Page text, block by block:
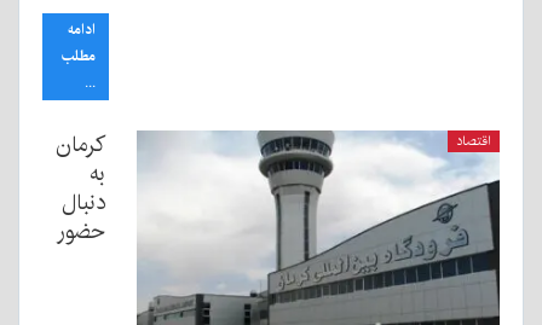
ادامه
مطلب
...
اقتصاد
کرمان
به
دنبال
حضور